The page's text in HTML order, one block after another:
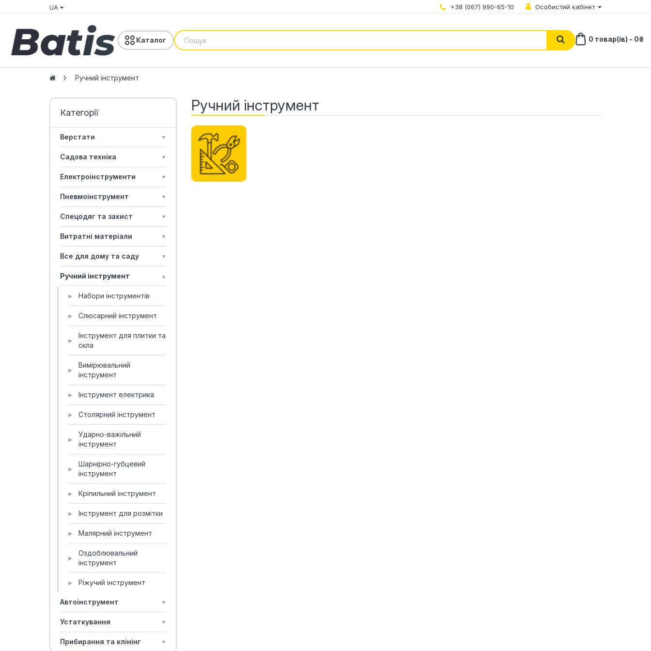
UA +38 (067) 990-65-10 Особистий кабінет
Каталог 0 товар(ів) - 0₴
Ручний інструмент
Верстати ▼
Садова техніка ▼
Електроінструменти ▼
Пневмоінструмент ▼
Спецодяг та захист ▼
Витратні матеріали ▼
Все для дому та саду ▼
Ручний інструмент ▲
▶ Набори інструментів
▶ Слюсарний інструмент
▶
Інструмент для плитки та
скла
▶
Вимірювальний
інструмент
▶ Інструмент електрика
▶ Столярний інструмент
▶
Ударно-важільний
інструмент
▶
Шарнірно-губцевий
інструмент
▶ Кріпильний інструмент
▶ Інструмент для розмітки
▶ Малярний інструмент
▶
Оздоблювальний
інструмент
▶ Ріжучий інструмент
Автоінструмент ▼
Устаткування ▼
Прибирання та клінінг ▼
Ручний інструмент